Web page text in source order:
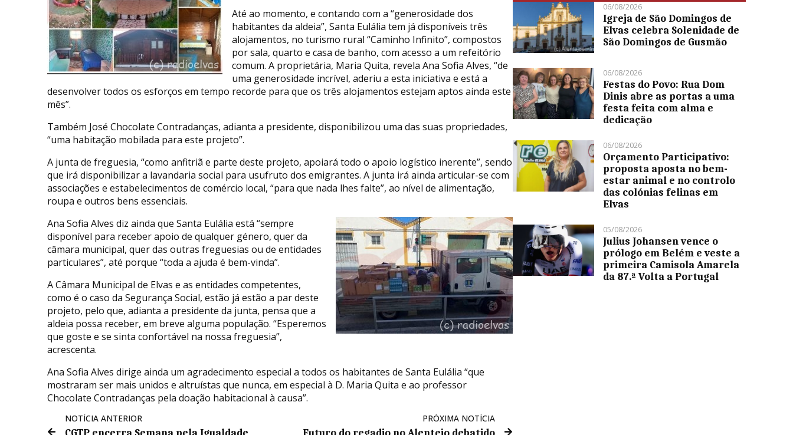
Até ao momento, e contando com a “generosidade dos
habitantes da aldeia”, Santa Eulália tem já disponíveis três
alojamentos, no turismo rural “Caminho Infinito”, compostos
por sala, quarto e casa de banho, com acesso a um refeitório
comum. A proprietária, Maria Quita, revela Ana Sofia Alves, “de
uma generosidade incrível, aderiu a esta iniciativa e está a
desenvolver todos os esforços em tempo recorde para que os três alojamentos estejam aptos ainda este
mês”.
Também José Chocolate Contradanças, adianta a presidente, disponibilizou uma das suas propriedades,
“uma habitação mobilada para este projeto”.
A junta de freguesia, “como anfitriã e parte deste projeto, apoiará todo o apoio logístico inerente”, sendo
que irá disponibilizar a lavandaria social para usufruto dos emigrantes. A junta irá ainda articular-se com
associações e estabelecimentos de comércio local, “para que nada lhes falte”, ao nível de alimentação,
roupa e outros bens essenciais.
Ana Sofia Alves diz ainda que Santa Eulália está “sempre
disponível para receber apoio de qualquer género, quer da
câmara municipal, quer das outras freguesias ou de entidades
particulares”, até porque “toda a ajuda é bem-vinda”.
A Câmara Municipal de Elvas e as entidades competentes,
como é o caso da Segurança Social, estão já estão a par deste
projeto, pelo que, adianta a presidente da junta, pensa que a
aldeia possa receber, em breve alguma população. “Esperemos
que goste e se sinta confortável na nossa freguesia”,
acrescenta.
Ana Sofia Alves dirige ainda um agradecimento especial a todos os habitantes de Santa Eulália “que
mostraram ser mais unidos e altruístas que nunca, em especial à D. Maria Quita e ao professor
Chocolate Contradanças pela doação habitacional à causa”.
NOTÍCIA ANTERIOR
CGTP encerra Semana pela Igualdade
PRÓXIMA NOTÍCIA
Futuro do regadio no Alentejo debatido
06/08/2026
Igreja de São Domingos de
Elvas celebra Solenidade de
São Domingos de Gusmão
06/08/2026
Festas do Povo: Rua Dom
Dinis abre as portas a uma
festa feita com alma e
dedicação
06/08/2026
Orçamento Participativo:
proposta aposta no bem-
estar animal e no controlo
das colónias felinas em
Elvas
05/08/2026
Julius Johansen vence o
prólogo em Belém e veste a
primeira Camisola Amarela
da 87.ª Volta a Portugal